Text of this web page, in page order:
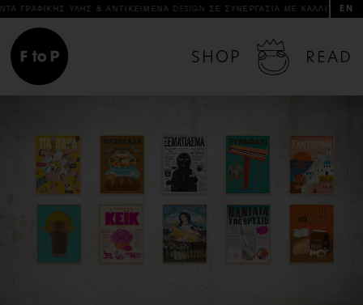
& ΑΝΤΙΚΕΙΜΕΝΑ DESIGN ΣΕ ΣΥΝΕΡΓΑΣΙΑ ΜΕ ΚΑΛΛΙΤΕΧΝΕΣ & EN
SHOP READ